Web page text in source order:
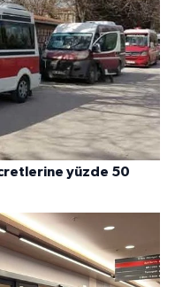
yüzde 50